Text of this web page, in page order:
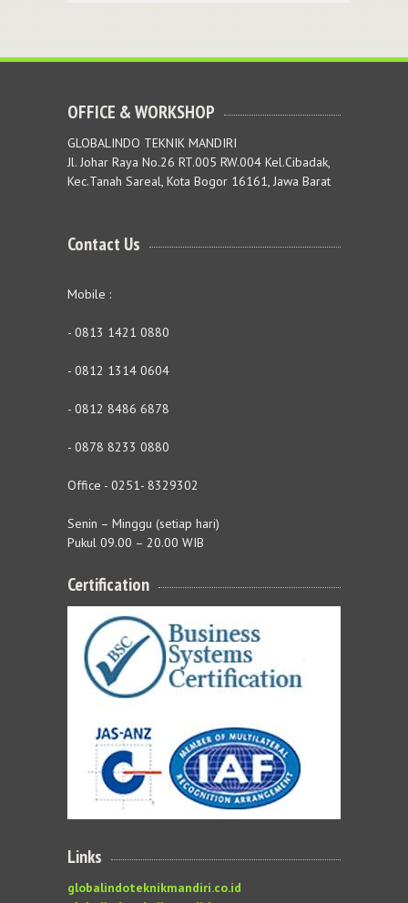
OFFICE & WORKSHOP
GLOBALINDO TEKNIK MANDIRI
Jl. Johar Raya No.26 RT.005 RW.004 Kel.Cibadak,
Kec.Tanah Sareal, Kota Bogor 16161, Jawa Barat
Contact Us
Mobile :
- 0813 1421 0880
- 0812 1314 0604
- 0812 8486 6878
- 0878 8233 0880
Office - 0251- 8329302
Senin – Minggu (setiap hari)
Pukul 09.00 – 20.00 WIB
Certification
Links
globalindoteknikmandiri.co.id